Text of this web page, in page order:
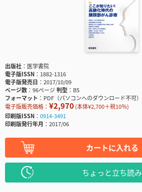
出版社
医学書院
電子版ISSN
1882-1316
電子版発売日
2017/10/09
ページ数
96ページ判型
B5
フォーマット
PDF（パソコンへのダウンロード不可）
電子版販売価格： ¥2,970(本体¥2,700＋税10％)
印刷版ISSN
0914-3491
印刷版発行年月
2017/06
カートに入れる
ちょっと立ち読み